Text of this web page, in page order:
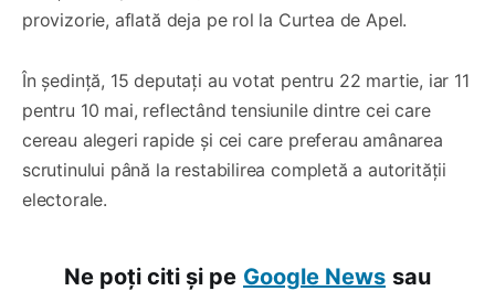
provizorie, aflată deja pe rol la Curtea de Apel.
În ședință, 15 deputați au votat pentru 22 martie, iar 11
pentru 10 mai, reflectând tensiunile dintre cei care
cereau alegeri rapide și cei care preferau amânarea
scrutinului până la restabilirea completă a autorității
electorale.
Ne poți citi și pe Google News sau